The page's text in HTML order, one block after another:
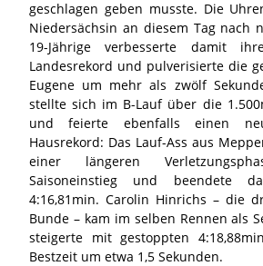
geschlagen geben musste. Die
Niedersächsin an diesem Tag nach
19-Jährige verbesserte damit
Landesrekord und pulverisierte die
Eugene um mehr als zwölf
stellte sich im B-Lauf über die
und feierte ebenfalls einen
Hausrekord: Das Lauf-Ass aus
einer längeren
Saisoneinstieg und beendete
4:16,81min. Carolin Hinrichs – die
Bunde – kam im selben Rennen als
steigerte mit gestoppten
Bestzeit um etwa 1,5 Sekunden.